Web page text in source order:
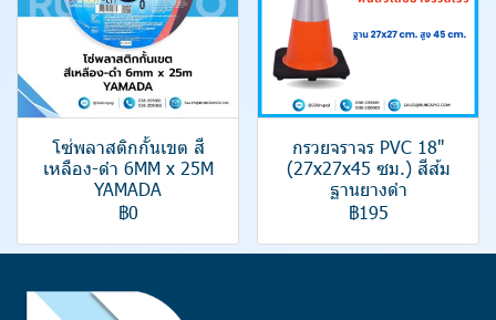
โซ่พลาสติกกั้นเขต สี
เหลือง-ดำ 6MM x 25M
YAMADA
฿0
กรวยจราจร PVC 18"
(27x27x45 ซม.) สีส้ม
ฐานยางดำ
฿195